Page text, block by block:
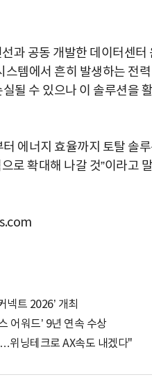
과 공동 개발한 데이터센
템에서 흔히 발생하는 전
될 수 있으나 이 솔루션을
에너지 효율까지 토탈 솔
로 확대해 나갈 것”이라고
넥트 2026’ 개최
어워드’ 9년 연속 수상
위닝테크로 AX속도 내겠다"